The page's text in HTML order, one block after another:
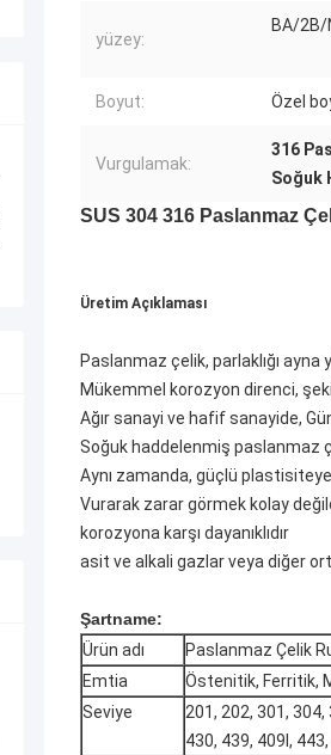
yüzey:
BA/2B/
Boyut: Özel
Vurgulamak:
316
Soğuk
SUS 304 316 Paslanmaz
Üretim Açıklaması
Paslanmaz çelik, parlaklığı
Mükemmel korozyon direnci,
Ağır sanayi ve hafif sanayide,
Soğuk haddelenmiş paslanmaz
Aynı zamanda, güçlü
Vurarak zarar görmek kolay
korozyona karşı dayanıklıdır
asit ve alkali gazlar veya diğer
Şartname:
Ürün adı
Paslanmaz Çelik
Emtia
Östenitik, Ferritik,
Seviye
201, 202, 301,
430, 439, 409l,